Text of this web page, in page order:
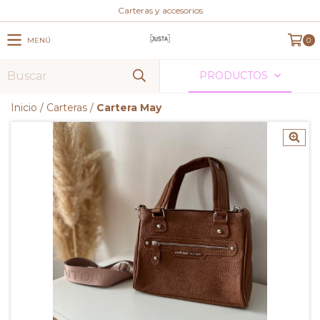
Carteras y accesorios
MENÚ 0
PRODUCTOS
Inicio / Carteras / Cartera May